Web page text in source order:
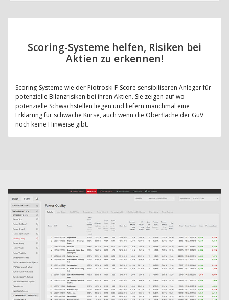
Scoring-Systeme helfen, Risiken bei
Aktien zu erkennen!
Scoring-Systeme wie der Piotroski F-Score sensibiliseren Anleger für
potenzielle Bilanzrisiken bei ihren Aktien. Sie zeigen auf wo
potenzielle Schwachstellen liegen und liefern manchmal eine
Erklärung für schwache Kurse, auch wenn die Oberfläche der GuV
noch keine Hinweise gibt.